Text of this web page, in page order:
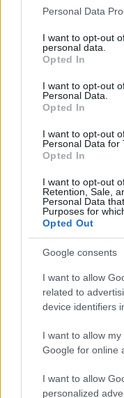
Please note that this
not limited to your visit
grant or deny consent
use your data for
consent section.
Personal Data
I want to opt-out
personal data.
Opted In
I want to opt-out
Personal Data.
Opted In
I want to opt-out
Personal Data for
Opted In
I want to opt-out
Retention, Sale,
Personal Data
Purposes for
Opted Out
Google consents
I want to allow
related to
device identifiers
I want to allow
Google for online
I want to allow
personalized
SALUD Y BIENESTAR
Guía para
sobrecarga
El cuidado de otros